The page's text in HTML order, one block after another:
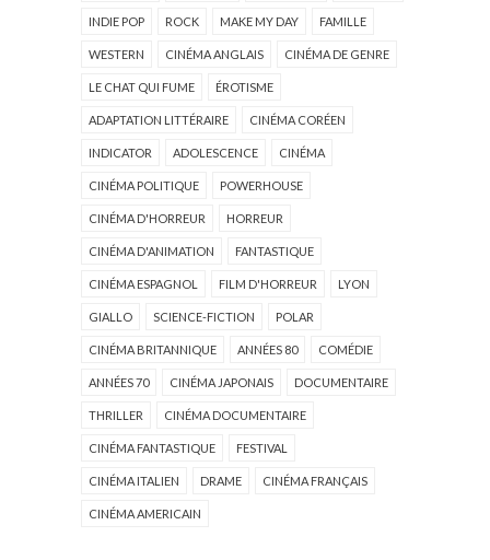
INDIE POP ROCK MAKE MY DAY FAMILLE
WESTERN CINÉMA ANGLAIS CINÉMA DE GENRE
LE CHAT QUI FUME ÉROTISME
ADAPTATION LITTÉRAIRE CINÉMA CORÉEN
INDICATOR ADOLESCENCE CINÉMA
CINÉMA POLITIQUE POWERHOUSE
CINÉMA D'HORREUR HORREUR
CINÉMA D'ANIMATION FANTASTIQUE
CINÉMA ESPAGNOL FILM D'HORREUR LYON
GIALLO SCIENCE-FICTION POLAR
CINÉMA BRITANNIQUE ANNÉES 80 COMÉDIE
ANNÉES 70 CINÉMA JAPONAIS DOCUMENTAIRE
THRILLER CINÉMA DOCUMENTAIRE
CINÉMA FANTASTIQUE FESTIVAL
CINÉMA ITALIEN DRAME CINÉMA FRANÇAIS
CINÉMA AMERICAIN